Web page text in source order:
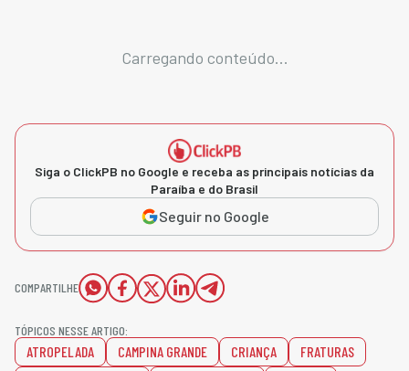
Carregando conteúdo...
Siga o ClickPB no Google e receba as principais notícias da
Paraíba e do Brasil
Seguir no Google
COMPARTILHE
TÓPICOS NESSE ARTIGO:
ATROPELADA CAMPINA GRANDE CRIANÇA
FRATURAS